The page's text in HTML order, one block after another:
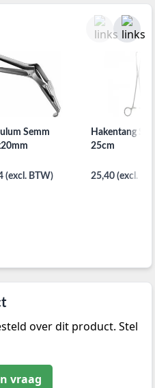
Semm
(excl. BTW)
Hakentang
25cm
25,40 (excl.
over dit product. Stel
vraag